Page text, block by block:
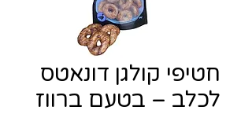
חטיפי קולגן דונאטס
לכלב – בטעם ברווז